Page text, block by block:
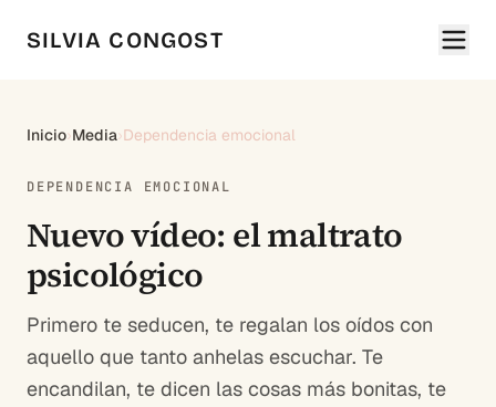
SILVIA CONGOST
Inicio›Media›Dependencia emocional
DEPENDENCIA EMOCIONAL
Nuevo vídeo: el maltrato
psicológico
Primero te seducen, te regalan los oídos con
aquello que tanto anhelas escuchar. Te
encandilan, te dicen las cosas más bonitas, te